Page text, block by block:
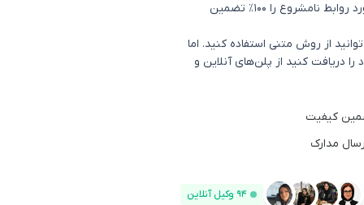
بنیاد وکلا کیفیت کلیه مشاوره‌های تلفنی و آنلاین (چت) در مورد روابط نامشروع را ۱۰۰٪ تضمین
از روش متنی استفاده کنید. اما
دریافت کنید از پلن‌های آنلاین و
مدارک
۹۴ وکیل آنلاین